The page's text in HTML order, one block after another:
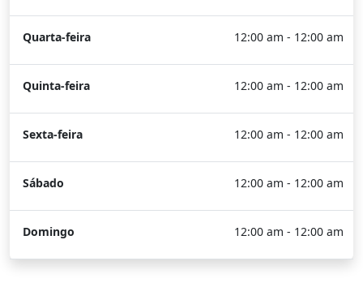
Quarta-feira 12:00 am - 12:00 am
Quinta-feira 12:00 am - 12:00 am
Sexta-feira 12:00 am - 12:00 am
Sábado 12:00 am - 12:00 am
Domingo 12:00 am - 12:00 am